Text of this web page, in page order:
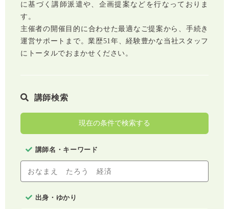
に基づく講師派遣や、企画提案などを行なっておりま
す。
主催者の開催目的に合わせた最適なご提案から、手続き
運営サポートまで。業歴51年、経験豊かな当社スタッフ
にトータルでおまかせください。
講師検索
現在の条件で検索する
講師名・キーワード
出身・ゆかり